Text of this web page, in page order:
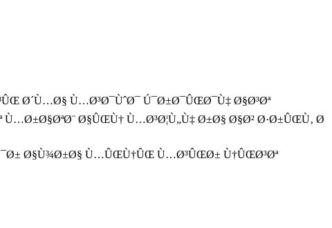
Ø´Ù…Ø§ Ù…Ø³Ø¯ÙˆØ¯ Ú¯Ø±Ø¯ÛŒØ¯Ù‡ Ø§Ø³Øª
Ø§ÛŒÙ† Ù…Ø³Ø¦Ù„Ù‡ Ø±Ø§ Ø§Ø² Ø·Ø±ÛŒÙ‚ Ø
Ø§Ù¾Ø±Ø§ Ù…ÛŒÙ†ÛŒ Ù…Ø³ÛŒØ± Ù†ÛŒØ³Øª